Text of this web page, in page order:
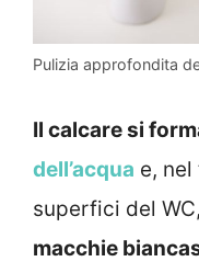
Pulizia approfondita
Il calcare si
dell’acqua e,
superfici del
macchie